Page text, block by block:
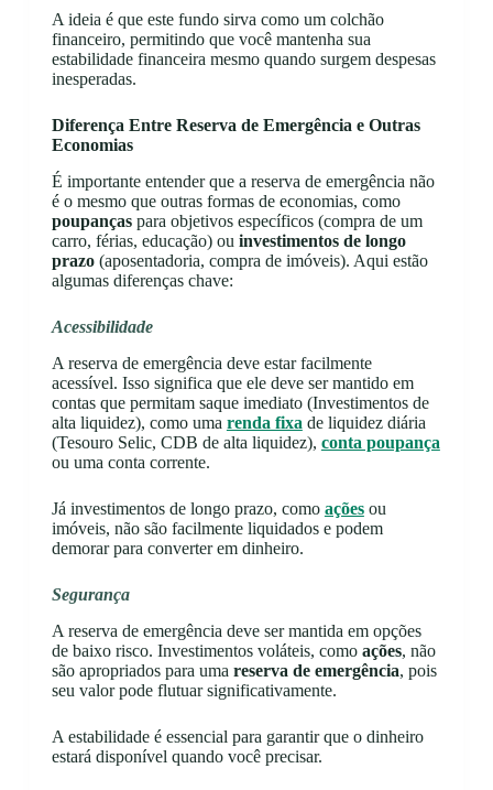
A ideia é que este fundo sirva como um colchão
financeiro, permitindo que você mantenha sua
estabilidade financeira mesmo quando surgem despesas
inesperadas.
Diferença Entre Reserva de Emergência e Outras
Economias
É importante entender que a reserva de emergência não
é o mesmo que outras formas de economias, como
poupançaspara objetivos específicos (compra de um
carro, férias, educação) ou investimentos de longo
prazo(aposentadoria, compra de imóveis). Aqui estão
algumas diferenças chave:
Acessibilidade
A reserva de emergência deve estar facilmente
acessível. Isso significa que ele deve ser mantido em
contas que permitam saque imediato (Investimentos de
alta liquidez), como uma renda fixa de liquidez diária
(Tesouro Selic, CDB de alta liquidez), conta poupança
ou uma conta corrente.
Já investimentos de longo prazo, como açõesou
imóveis, não são facilmente liquidados e podem
demorar para converter em dinheiro.
Segurança
A reserva de emergência deve ser mantida em opções
de baixo risco. Investimentos voláteis, como ações, não
são apropriados para uma reserva de emergência, pois
seu valor pode flutuar significativamente.
A estabilidade é essencial para garantir que o dinheiro
estará disponível quando você precisar.